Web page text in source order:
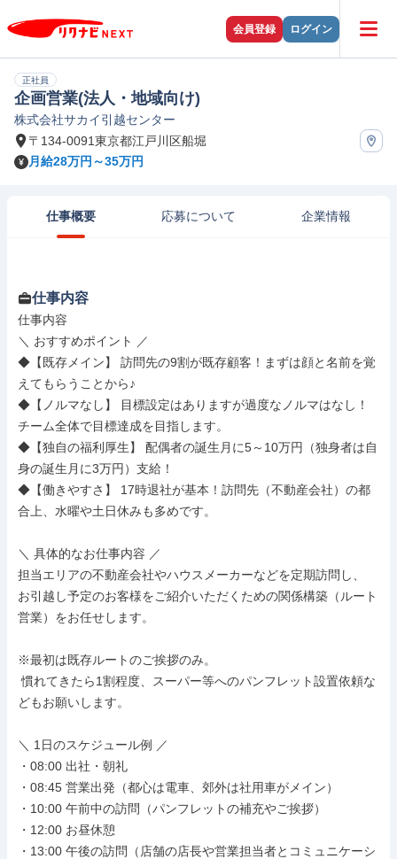
会員登録 ログイン
正社員
企画営業(法人・地域向け)
株式会社サカイ引越センター
〒134-0091東京都江戸川区船堀
月給28万円～35万円
仕事概要 応募について 企業情報
仕事内容
仕事内容
＼ おすすめポイント ／
◆【既存メイン】 訪問先の9割が既存顧客！まずは顔と名前を覚
えてもらうことから♪
◆【ノルマなし】 目標設定はありますが過度なノルマはなし！
チーム全体で目標達成を目指します。
◆【独自の福利厚生】 配偶者の誕生月に5～10万円（独身者は自
身の誕生月に3万円）支給！
◆【働きやすさ】 17時退社が基本！訪問先（不動産会社）の都
合上、水曜や土日休みも多めです。
＼ 具体的なお仕事内容 ／
担当エリアの不動産会社やハウスメーカーなどを定期訪問し、
お引越し予定のお客様をご紹介いただくための関係構築（ルート
営業）をお任せします。
※最初は既存ルートのご挨拶のみ。
慣れてきたら1割程度、スーパー等へのパンフレット設置依頼な
どもお願いします。
＼ 1日のスケジュール例 ／
・08:00 出社・朝礼
・08:45 営業出発（都心は電車、郊外は社用車がメイン）
・10:00 午前中の訪問（パンフレットの補充やご挨拶）
・12:00 お昼休憩
・13:00 午後の訪問（店舗の店長や営業担当者とコミュニケーシ